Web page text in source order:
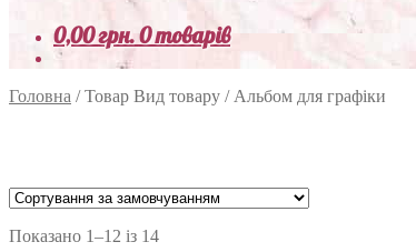
0,00грн.0 товарів
Головна /Товар Вид товару / Альбом для графіки
Показано 1–12 із 14